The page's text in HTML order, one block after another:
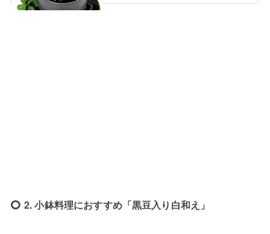
2. 小鉢料理におすすめ「黒豆入り白和え」